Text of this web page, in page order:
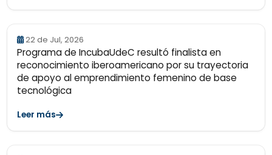
22 de Jul, 2026
Programa de IncubaUdeC resultó finalista en
reconocimiento iberoamericano por su trayectoria
de apoyo al emprendimiento femenino de base
tecnológica
Leer más